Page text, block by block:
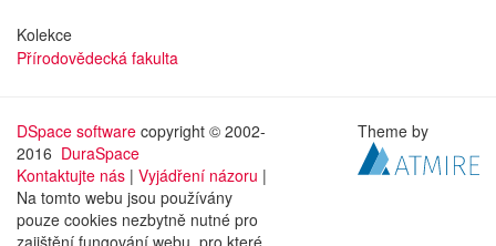
Kolekce
Přírodovědecká fakulta
DSpace software copyright © 2002-
2016 DuraSpace
Kontaktujte nás | Vyjádření názoru |
Na tomto webu jsou používány
pouze cookies nezbytně nutné pro
zajištění fungování webu, pro které
Theme by